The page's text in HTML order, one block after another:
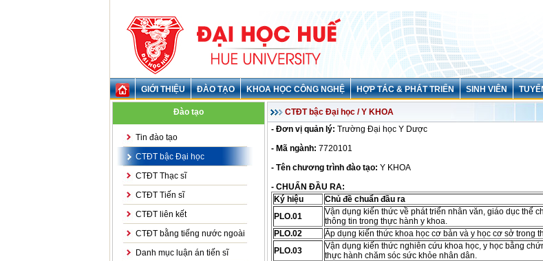
GIỚI THIỆU ĐÀO TẠO KHOA HỌC CÔNG NGHỆ HỢP TÁC & PHÁT TRIỂN SINH VIÊN
Đào tạo
Tin đào tạo
CTĐT bậc Đại học
CTĐT Thạc sĩ
CTĐT Tiến sĩ
CTĐT liên kết
CTĐT bằng tiếng nước ngoài
Danh mục luận án tiến sĩ
CTĐT bậc Đại học / Y KHOA
- Đơn vị quản lý: Trường Đại học Y Dược
- Mã ngành: 7720101
- Tên chương trình đào tạo: Y KHOA
- CHUẨN ĐẦU RA:
Ký hiệu
Chủ đề chuẩn đầu ra
PLO.01
Vận dụng kiến thức về phát triển nhân văn, giáo dục thể
thông tin trong thực hành y khoa.
PLO.02
Áp dụng kiến thức khoa học cơ bản và y học cơ sở trong
PLO.03
Vận dụng kiến thức nghiên cứu khoa học, y học bằng
thực hành chăm sóc sức khỏe nhân dân.